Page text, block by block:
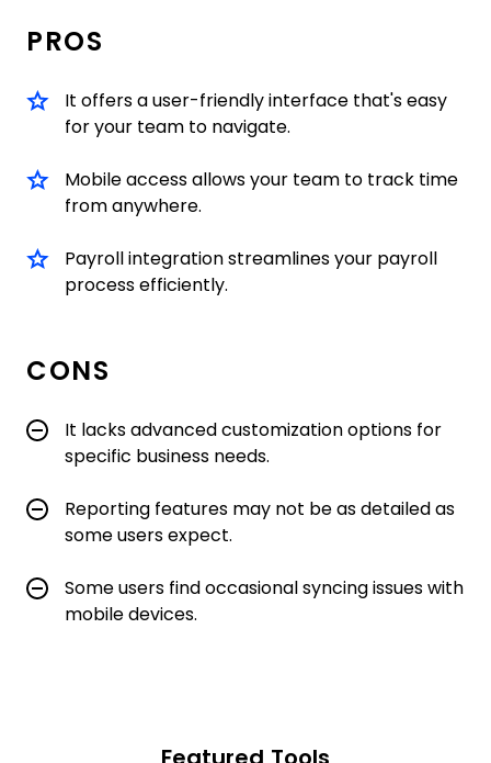
PROS
It offers a user-friendly interface that's easy
for your team to navigate.
Mobile access allows your team to track time
from anywhere.
Payroll integration streamlines your payroll
process efficiently.
CONS
It lacks advanced customization options for
specific business needs.
Reporting features may not be as detailed as
some users expect.
Some users find occasional syncing issues with
mobile devices.
Featured Tools